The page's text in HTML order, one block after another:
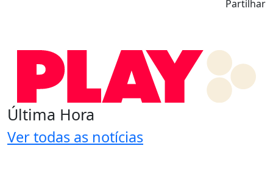
Partilhar
Última Hora
Ver todas as notícias